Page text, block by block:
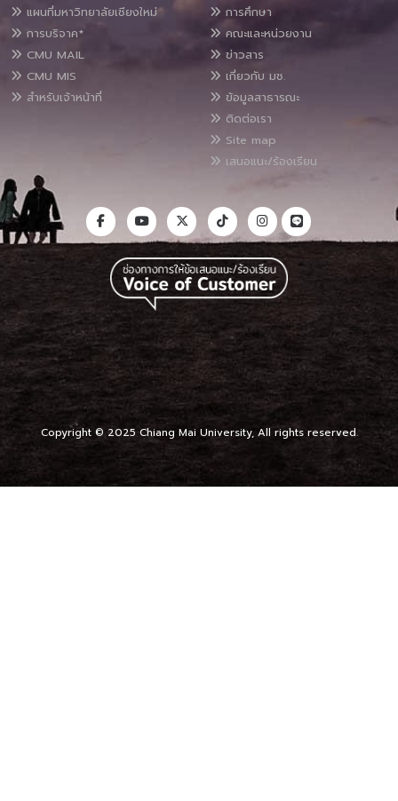
แผนที่มหาวิทยาลัยเชียงใหม่
การบริจาค*
CMU MAIL
CMU MIS
สำหรับเจ้าหน้าที่
การศึกษา
คณะและหน่วยงาน
ข่าวสาร
เกี่ยวกับ มช.
ข้อมูลสาธารณะ
ติดต่อเรา
Site map
เสนอแนะ/ร้องเรียน
Copyright © 2025 Chiang Mai University, All rights reserved.